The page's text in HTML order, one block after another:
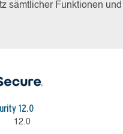
sämtlicher Funktionen und
12.0
12.0